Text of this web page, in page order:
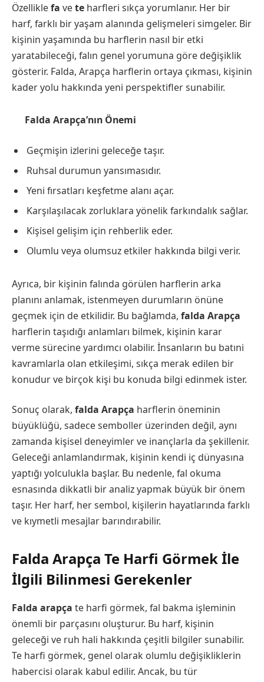
Özelliklefa vete harfleri sıkça yorumlanır. Her bir
harf, farklı bir yaşam alanında gelişmeleri simgeler. Bir
kişinin yaşamında bu harflerin nasıl bir etki
yaratabileceği, falın genel yorumuna göre değişiklik
gösterir. Falda, Arapça harflerin ortaya çıkması, kişinin
kader yolu hakkında yeni perspektifler sunabilir.
Falda Arapça’nın Önemi
Geçmişin izlerini geleceğe taşır.
Ruhsal durumun yansımasıdır.
Yeni fırsatları keşfetme alanı açar.
Karşılaşılacak zorluklara yönelik farkındalık sağlar.
Kişisel gelişim için rehberlik eder.
Olumlu veya olumsuz etkiler hakkında bilgi verir.
Ayrıca, bir kişinin falında görülen harflerin arka
planını anlamak, istenmeyen durumların önüne
geçmek için de etkilidir. Bu bağlamda, falda Arapça
harflerin taşıdığı anlamları bilmek, kişinin karar
verme sürecine yardımcı olabilir. İnsanların bu batıni
kavramlarla olan etkileşimi, sıkça merak edilen bir
konudur ve birçok kişi bu konuda bilgi edinmek ister.
Sonuç olarak, falda Arapça harflerin öneminin
büyüklüğü, sadece semboller üzerinden değil, aynı
zamanda kişisel deneyimler ve inançlarla da şekillenir.
Geleceği anlamlandırmak, kişinin kendi iç dünyasına
yaptığı yolculukla başlar. Bu nedenle, fal okuma
esnasında dikkatli bir analiz yapmak büyük bir önem
taşır. Her harf, her sembol, kişilerin hayatlarında farklı
ve kıymetli mesajlar barındırabilir.
Falda Arapça Te Harfi Görmek İle
İlgili Bilinmesi Gerekenler
Falda arapça te harfi görmek, fal bakma işleminin
önemli bir parçasını oluşturur. Bu harf, kişinin
geleceği ve ruh hali hakkında çeşitli bilgiler sunabilir.
Te harfi görmek, genel olarak olumlu değişikliklerin
habercisi olarak kabul edilir. Ancak, bu tür